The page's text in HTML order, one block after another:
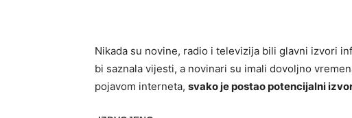
Nikada su novine, radio i televizija bili glavni izvori
bi saznala vijesti, a novinari su imali dovoljno
pojavom interneta, svako je postao potencijalni